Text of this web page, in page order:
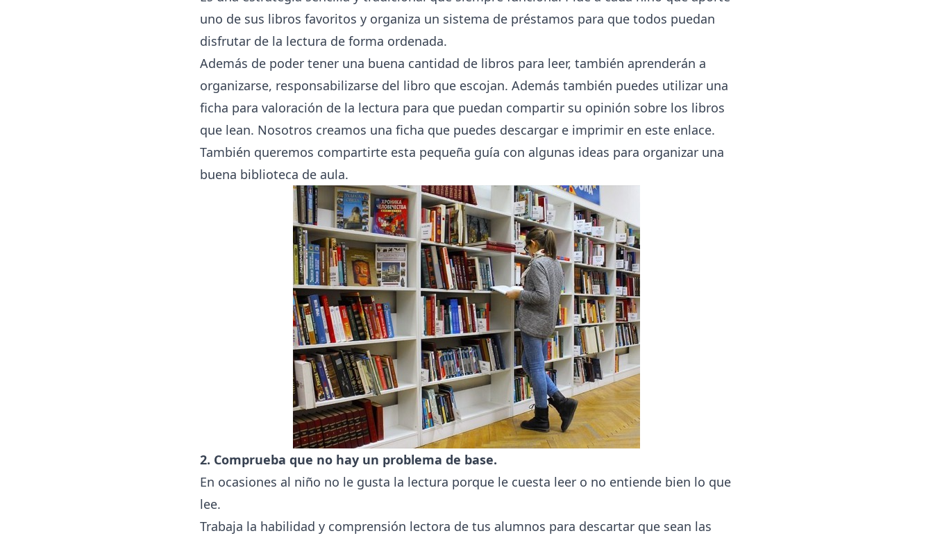
uno de sus libros favoritos y organiza un sistema de préstamos para que todos puedan
disfrutar de la lectura de forma ordenada.
Además de poder tener una buena cantidad de libros para leer, también aprenderán a
organizarse, responsabilizarse del libro que escojan. Además también puedes utilizar una
ficha para valoración de la lectura para que puedan compartir su opinión sobre los libros
que lean. Nosotros creamos una ficha que puedes descargar e imprimir en este enlace.
También queremos compartirte esta pequeña guía con algunas ideas para organizar una
buena biblioteca de aula.
2. Comprueba que no hay un problema de base.
En ocasiones al niño no le gusta la lectura porque le cuesta leer o no entiende bien lo que
lee.
Trabaja la habilidad y comprensión lectora de tus alumnos para descartar que sean las